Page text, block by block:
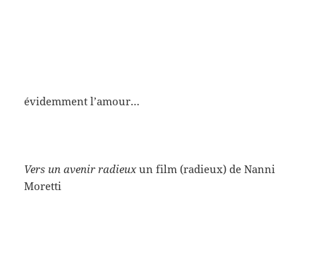
évidemment l’amour…
Vers un avenir radieuxun film (radieux) de Nanni
Moretti